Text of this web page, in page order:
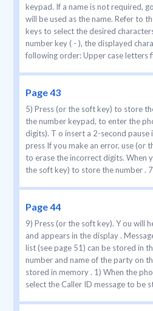
keypad. If a name is not required,
will be used as the name. Refer to
keys to select the desired
number key ( - ), the displayed
following order: Upper case letters
Page 43
5) Press (or the soft key) to store
the number keypad, to enter the
digits). T o insert a 2-second pause
press If you make an error, use (or
to erase the incorrect digits. When
the soft key) to store the number .
Page 44
9) Press (or the soft key). Y ou will
and appears in the display .
list (see page 51) can be stored in
number and name of the party on
stored in memory . 1) When the
select the Caller ID message to be